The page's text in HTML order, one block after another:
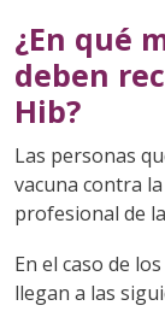
¿En qué
deben
Hib?
Las personas
vacuna contra
profesional de
En el caso de
llegan a las